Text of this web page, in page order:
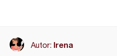
Autor: Irena